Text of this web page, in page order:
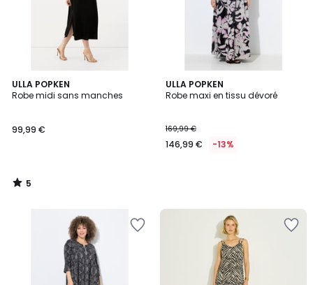
ULLA POPKEN
Robe midi sans manches
99,99 €
5
/
5
/
ULLA POPKEN
Robe maxi en tissu dévoré
169,99 €
146,99 € -13%